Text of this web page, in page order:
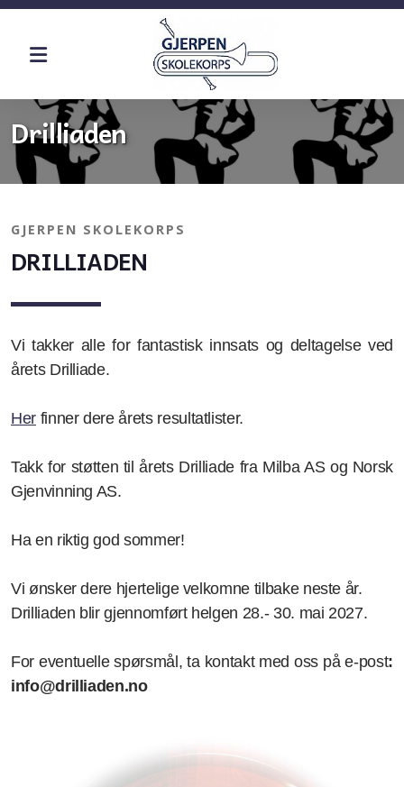
Drilliaden
GJERPEN SKOLEKORPS
DRILLIADEN
Vi takker alle for fantastisk innsats og deltagelse ved
årets Drilliade.
Herfinner dere årets resultatlister.
Takk for støtten til årets Drilliade fra Milba AS og Norsk
Gjenvinning AS.
Ha en riktig god sommer!
Vi ønsker dere hjertelige velkomne tilbake neste år.
Drilliaden blir gjennomført helgen 28.- 30. mai 2027.
For eventuelle spørsmål, ta kontakt med oss på e-post:
info@drilliaden.no
Historie
Styret og verv